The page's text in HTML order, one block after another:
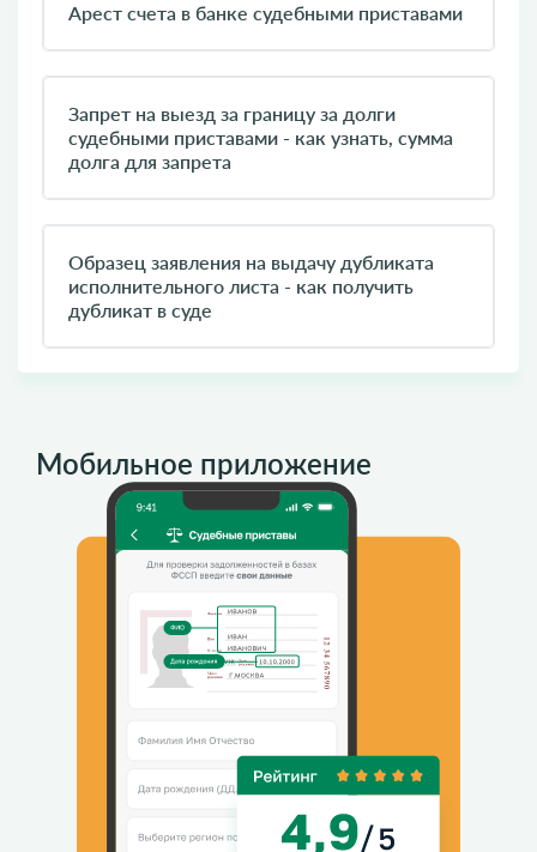
Арест счета в банке судебными приставами
Запрет на выезд за границу за долги
судебными приставами - как узнать, сумма
долга для запрета
Образец заявления на выдачу дубликата
исполнительного листа - как получить
дубликат в суде
Мобильное приложение